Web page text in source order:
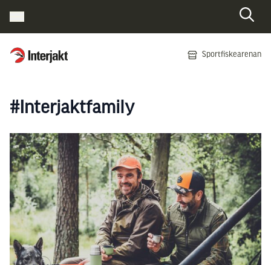
Interjakt SE Sportfiskearenan
#Interjaktfamily